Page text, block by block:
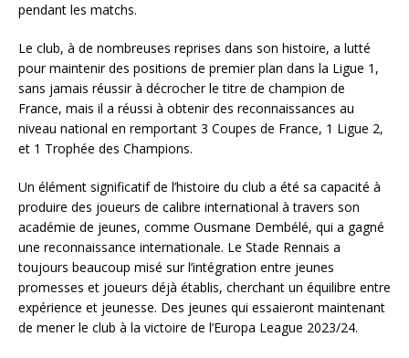
pendant les matchs.
Le club, à de nombreuses reprises dans son histoire, a lutté
pour maintenir des positions de premier plan dans la Ligue 1,
sans jamais réussir à décrocher le titre de champion de
France, mais il a réussi à obtenir des reconnaissances au
niveau national en remportant 3 Coupes de France, 1 Ligue 2,
et 1 Trophée des Champions.
Un élément significatif de l’histoire du club a été sa capacité à
produire des joueurs de calibre international à travers son
académie de jeunes, comme Ousmane Dembélé, qui a gagné
une reconnaissance internationale. Le Stade Rennais a
toujours beaucoup misé sur l’intégration entre jeunes
promesses et joueurs déjà établis, cherchant un équilibre entre
expérience et jeunesse. Des jeunes qui essaieront maintenant
de mener le club à la victoire de l’Europa League 2023/24.